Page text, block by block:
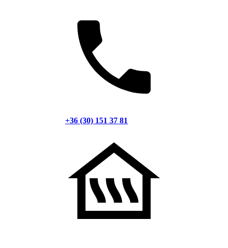
+36 (30) 151 37 81